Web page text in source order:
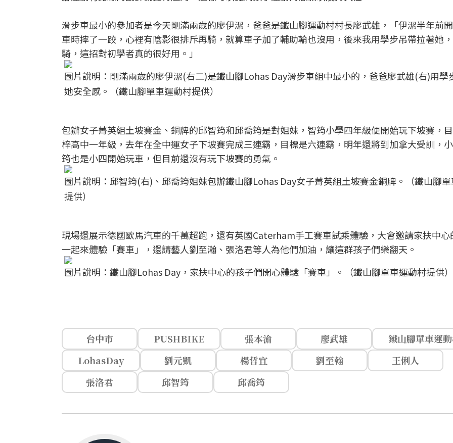
滑步車最小的參加者是今天剛滿兩歲的廖伊潔，爸爸是鐵山腳運動村村長廖武雄，「伊潔半年前
車時摔了一跤，心裡有陰影很排斥再騎，就算車子加了輔助輪也沒用，後來我用學步吊帶拉著她
騎，這招對初學者真的很好用。」
圖片說明：剛滿兩歲的廖伊潔(右二)是鐵山腳Lohas Day滑步車組中最小的，爸爸廖武雄(右)用學
她安全感。（鐵山腳單車運動村提供）
包辦女子菁英組土坡賽金、銅牌的邱智筠和邱喬筠是對姐妹，智筠小學四年級便開始玩下坡賽，
梓高中一年級，去年在全中運女子下坡賽完成三連霸，目標是六連霸，明年還將到加拿大受訓，
筠也是小四開始玩車，但目前還沒有玩下坡賽的勇氣。
圖片說明：邱智筠(右)、邱喬筠姐妹包辦鐵山腳Lohas Day女子菁英組土坡賽金銅牌。（鐵山腳
提供）
現場還展示德國歐馬汽車的千萬超跑，還有英國Caterham手工賽車試乘體驗，大會邀請家扶中心
一起來體驗「賽車」，還請藝人劉至瀚、張洛君等人為他們加油，讓這群孩子們樂翻天。
圖片說明：鐵山腳Lohas Day，家扶中心的孩子們開心體驗「賽車」。（鐵山腳單車運動村提供）
台中市 PUSHBIKE 張本渝 廖武雄
鐵山腳單車運
LohasDay
劉元凱 楊哲宜 劉至翰
王俐人
張洛君
邱智筠 邱喬筠